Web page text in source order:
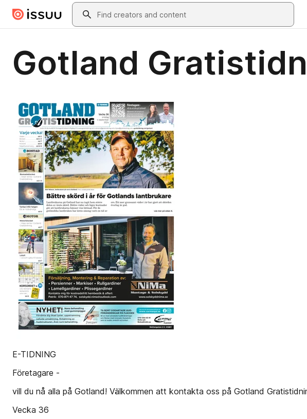
Skip to main contentSearch
Gotland
E-TIDNING
Företagare -
vill du nå alla på Gotland! Välkommen att kontakta oss på Gotland
Vecka 36